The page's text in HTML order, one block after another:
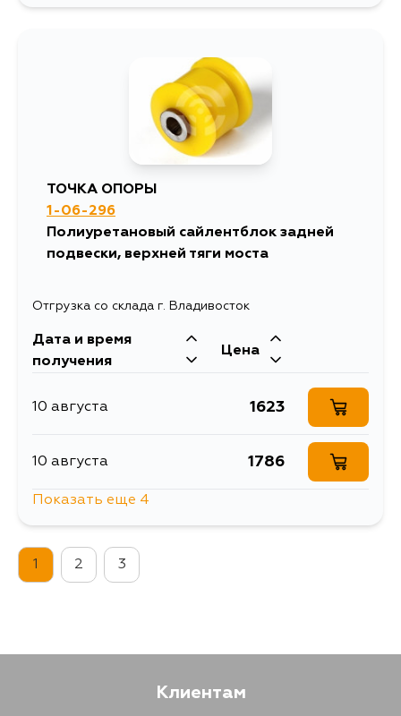
2012
1383
15 августа
ТОЧКА ОПОРЫ
1-06-296
Полиуретановый сайлентблок задней
подвески, верхней тяги моста
Отгрузка со склада г. Владивосток
Дата и время
получения
Цена
10 августа 1623
10 августа 1786
15 августа
Показать еще 4
1 2 3
Клиентам